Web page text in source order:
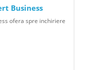
Business
ofera spre inchiriere